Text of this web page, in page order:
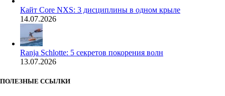
Кайт Core NXS: 3 дисциплины в одном крыле
14.07.2026
Ranja Schlotte: 5 секретов покорения волн
13.07.2026
ПОЛЕЗНЫЕ ССЫЛКИ